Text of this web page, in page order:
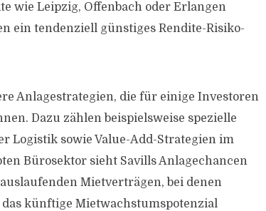
wie Leipzig, Offenbach oder Erlangen
ein tendenziell günstiges Rendite-Risiko-
Anlagestrategien, die für einige Investoren
Dazu zählen beispielsweise spezielle
Logistik sowie Value-Add-Strategien im
Bürosektor sieht Savills Anlagechancen
Mietverträgen, bei denen
künftige Mietwachstumspotenzial